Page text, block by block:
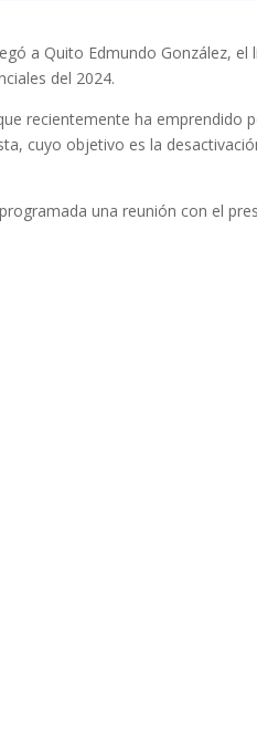
a Quito Edmundo González,
del 2024.
recientemente ha emprendido
cuyo objetivo es la
una reunión con el